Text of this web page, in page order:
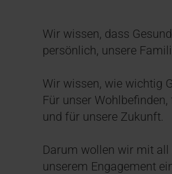
Wir wissen, dass
persönlich, unsere
Wir wissen, wie wichtig
Für unser
und für unsere Zukunft.
Darum wollen wir mit
unserem Engagement